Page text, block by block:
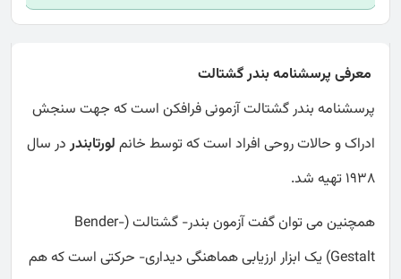
معرفی پرسشنامه بندر گشتالت
پرسشنامه بندر گشتالت آزمونی فرافکن است که جهت سنجش
ادراک و حالات روحی افراد است که توسط خانملورتابندردر سال
1938 تهیه شد.
همچنین می توان گفت آزمون بندر- گشتالت (Bender-
Gestalt) یک ابزار ارزیابی هماهنگی دیداری- حرکتی است که هم